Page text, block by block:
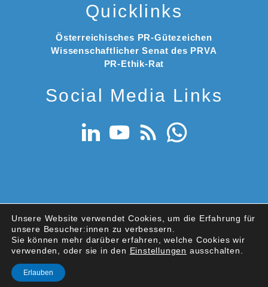
Quicklinks
Österreichisches PR-Gütezeichen
Wissenschaftlicher Senat des PRVA
PR-Ethik-Rat
Social Media Links
© 2026 PRVA – Public Relations Verband Austria
Datenschutz
Unsere Website verwendet Cookies, um die Erfahrung für
unsere Besucher:innen zu verbessern.
Sie können mehr darüber erfahren, welche Cookies wir
verwenden, oder sie in den Einstellungen ausschalten.
Erlauben